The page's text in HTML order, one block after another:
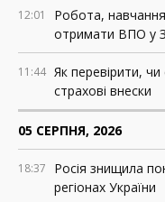
12:01
Робота,
отримати ВПО у
11:44 Як перевірити,
страхові внески
05 СЕРПНЯ, 2026
18:37
Росія знищила
регіонах України